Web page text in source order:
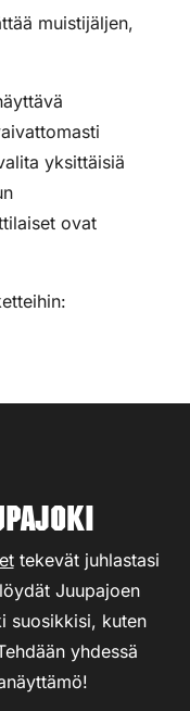
muistijäljen,
yksittäisiä
ovat
tekevät juhlastasi
Juupajoen
suosikkisi, kuten
yhdessä